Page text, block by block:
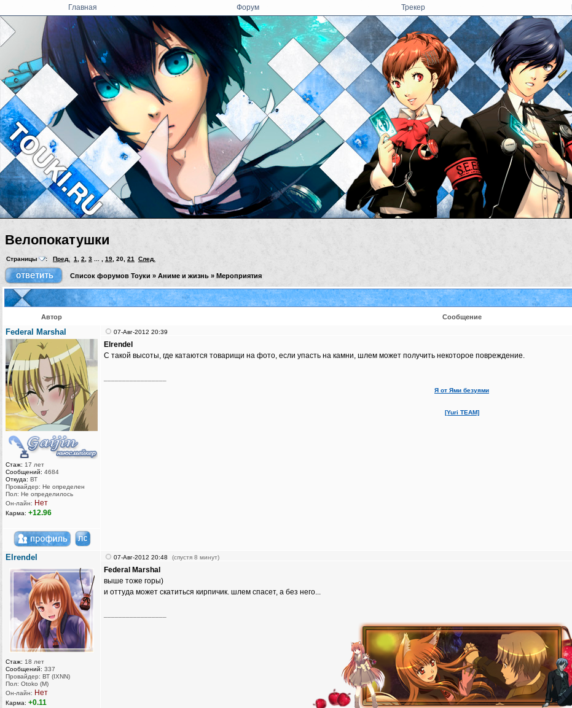
Главная Форум Трекер
Велопокатушки
Страницы : Пред. 1, 2, 3 ... , 19, 20, 21 След.
Список форумов Тоуки » Аниме и жизнь » Мероприятия
Автор Сообщение
Federal Marshal
Стаж: 17 лет
Сообщений: 4684
Откуда: ВТ
Провайдер: Не определен
Пол: Не определилось
Он-лайн: Нет
Карма: +12.96
07-Авг-2012 20:39
Elrendel
С такой высоты, где катаются товарищи на фото, если упасть на камни, шлем может получить некоторое повреждение.
Я от Ями безуями
[Yuri TEAM]
Elrendel
Стаж: 18 лет
Сообщений: 337
Провайдер: ВТ (IXNN)
Пол: Otoko (M)
Он-лайн: Нет
Карма: +0.11
07-Авг-2012 20:48 (спустя 8 минут)
Federal Marshal
выше тоже горы)
и оттуда может скатиться кирпичик. шлем спасет, а без него...